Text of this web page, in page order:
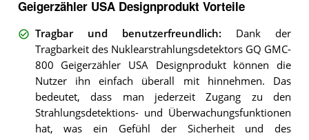
Geigerzähler USA Designprodukt Vorteile
Tragbar und benutzerfreundlich: Dank der
Tragbarkeit des Nuklearstrahlungsdetektors GQ GMC-
800 Geigerzähler USA Designprodukt können die
Nutzer ihn einfach überall mit hinnehmen. Das
bedeutet, dass man jederzeit Zugang zu den
Strahlungsdetektions- und Überwachungsfunktionen
hat, was ein Gefühl der Sicherheit und des